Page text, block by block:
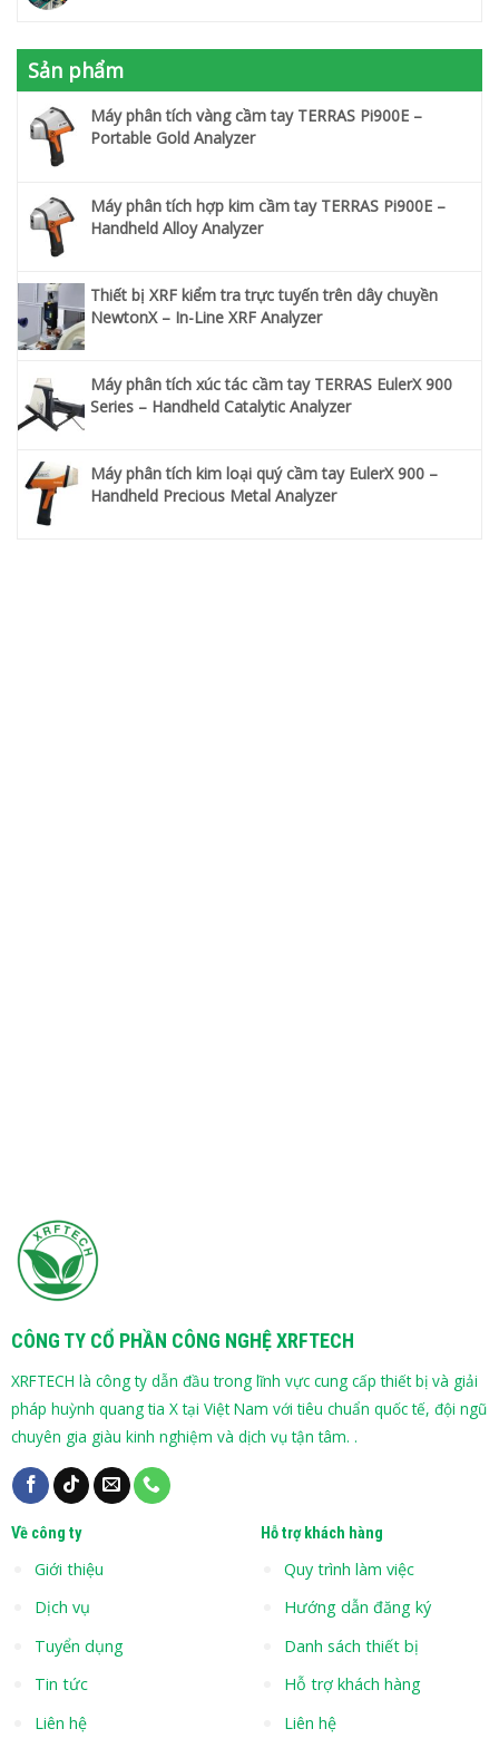
Sản phẩm
Máy phân tích vàng cầm tay TERRAS Pi900E –
Portable Gold Analyzer
Máy phân tích hợp kim cầm tay TERRAS Pi900E –
Handheld Alloy Analyzer
Thiết bị XRF kiểm tra trực tuyến trên dây chuyền
NewtonX – In-Line XRF Analyzer
Máy phân tích xúc tác cầm tay TERRAS EulerX 900
Series – Handheld Catalytic Analyzer
Máy phân tích kim loại quý cầm tay EulerX 900 –
Handheld Precious Metal Analyzer
CÔNG TY CỔ PHẦN CÔNG NGHỆ XRFTECH
XRFTECH là công ty dẫn đầu trong lĩnh vực cung cấp thiết bị và giải
pháp huỳnh quang tia X tại Việt Nam với tiêu chuẩn quốc tế, đội ngũ
chuyên gia giàu kinh nghiệm và dịch vụ tận tâm. .
Về công ty
Giới thiệu
Dịch vụ
Tuyển dụng
Tin tức
Liên hệ
Hỗ trợ khách hàng
Quy trình làm việc
Hướng dẫn đăng ký
Danh sách thiết bị
Hỗ trợ khách hàng
Liên hệ